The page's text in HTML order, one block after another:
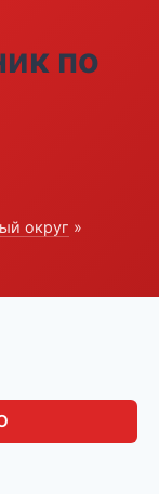
по
округ »